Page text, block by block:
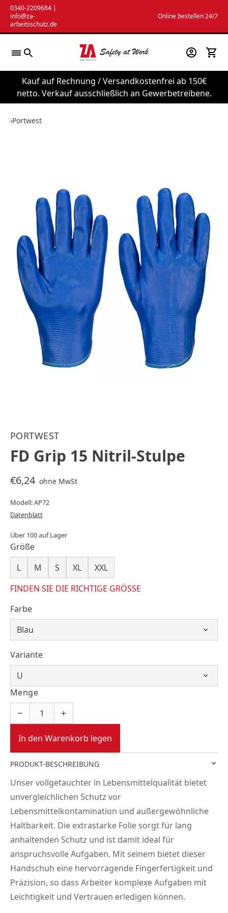
Zum
Inhalt
springen
0340-2209684 |
info@za-
arbeitsschutz.de
Online bestellen 24/7
Kauf auf Rechnung / Versandkostenfrei ab 150€
netto. Verkauf ausschließlich an Gewerbetreibene.
‹Portwest
PORTWEST
FD Grip 15 Nitril-Stulpe
€6,24 ohne MwSt
Modell: AP72
Datenblatt
Über 100 auf Lager
Größe
L
M S XL
XXL
FINDEN SIE DIE RICHTIGE GRÖSSE
Farbe
Variante
Menge
In den Warenkorb legen
PRODUKT-BESCHREIBUNG
Unser vollgetauchter in Lebensmittelqualität bietet
unvergleichlichen Schutz vor
Lebensmittelkontamination und außergewöhnliche
Haltbarkeit. Die extrastarke Folie sorgt für lang
anhaltenden Schutz und ist damit ideal für
anspruchsvolle Aufgaben. Mit seinem bietet dieser
Handschuh eine hervorragende Fingerfertigkeit und
Präzision, so dass Arbeiter komplexe Aufgaben mit
Leichtigkeit und Vertrauen erledigen können.